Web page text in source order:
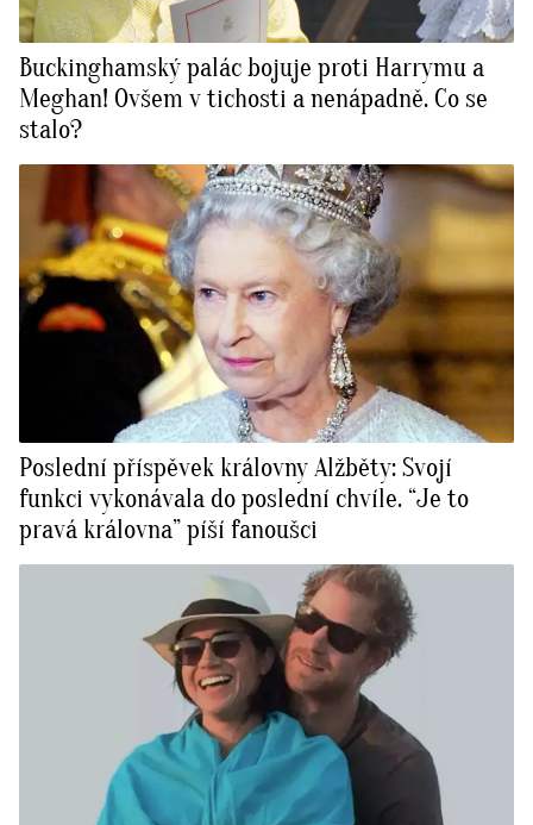
Buckinghamský palác bojuje proti Harrymu a
Meghan! Ovšem v tichosti a nenápadně. Co se
stalo?
Poslední příspěvek královny Alžběty: Svojí
funkci vykonávala do poslední chvíle. “Je to
pravá královna” píší fanoušci